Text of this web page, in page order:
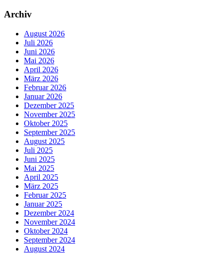
Archiv
August 2026
Juli 2026
Juni 2026
Mai 2026
April 2026
März 2026
Februar 2026
Januar 2026
Dezember 2025
November 2025
Oktober 2025
September 2025
August 2025
Juli 2025
Juni 2025
Mai 2025
April 2025
März 2025
Februar 2025
Januar 2025
Dezember 2024
November 2024
Oktober 2024
September 2024
August 2024